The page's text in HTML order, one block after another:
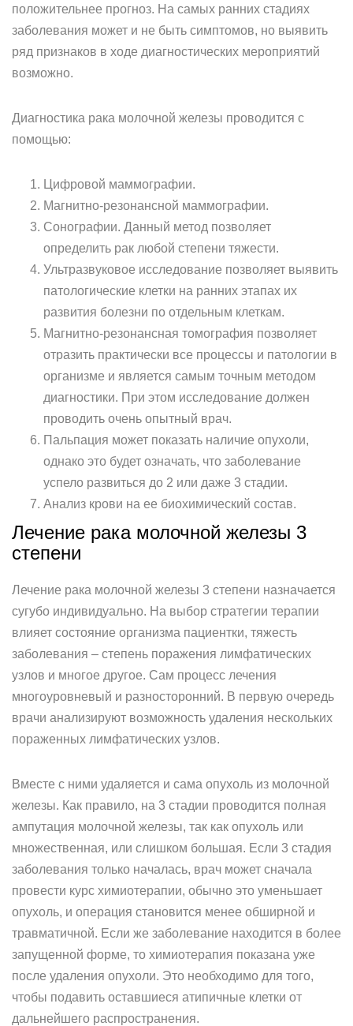
положительнее прогноз. На самых ранних стадиях
заболевания может и не быть симптомов, но выявить
ряд признаков в ходе диагностических мероприятий
возможно.
Диагностика рака молочной железы проводится с
помощью:
Цифровой маммографии.
Магнитно-резонансной маммографии.
Сонографии. Данный метод позволяет
определить рак любой степени тяжести.
Ультразвуковое исследование позволяет выявить
патологические клетки на ранних этапах их
развития болезни по отдельным клеткам.
Магнитно-резонансная томография позволяет
отразить практически все процессы и патологии в
организме и является самым точным методом
диагностики. При этом исследование должен
проводить очень опытный врач.
Пальпация может показать наличие опухоли,
однако это будет означать, что заболевание
успело развиться до 2 или даже 3 стадии.
Анализ крови на ее биохимический состав.
Лечение рака молочной железы 3
степени
Лечение рака молочной железы 3 степени назначается
сугубо индивидуально. На выбор стратегии терапии
влияет состояние организма пациентки, тяжесть
заболевания – степень поражения лимфатических
узлов и многое другое. Сам процесс лечения
многоуровневый и разносторонний. В первую очередь
врачи анализируют возможность удаления нескольких
пораженных лимфатических узлов.
Вместе с ними удаляется и сама опухоль из молочной
железы. Как правило, на 3 стадии проводится полная
ампутация молочной железы, так как опухоль или
множественная, или слишком большая. Если 3 стадия
заболевания только началась, врач может сначала
провести курс химиотерапии, обычно это уменьшает
опухоль, и операция становится менее обширной и
травматичной. Если же заболевание находится в более
запущенной форме, то химиотерапия показана уже
после удаления опухоли. Это необходимо для того,
чтобы подавить оставшиеся атипичные клетки от
дальнейшего распространения.